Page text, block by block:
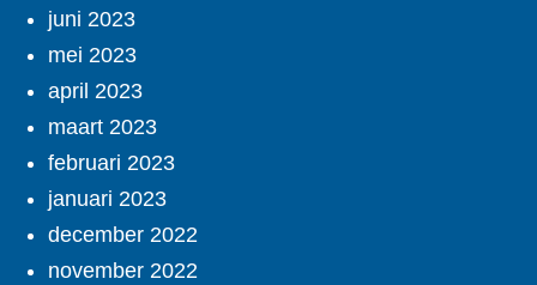
juni 2023
mei 2023
april 2023
maart 2023
februari 2023
januari 2023
december 2022
november 2022